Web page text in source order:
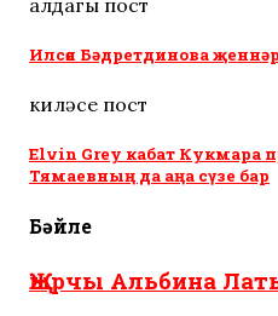
Илсөя Бәдретдинова
киләсе пост
Elvin Grey кабат Кукмара
Тямаевның да аңа сүзе бар
Бәйле
Җырчы Альбина